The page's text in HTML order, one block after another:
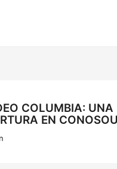
COLUMBIA: UNA
EN